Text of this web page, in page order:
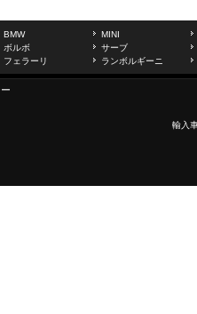
BMW
MINI
ボルボ
サーブ
フェラーリ ランボルギーニ
輸入